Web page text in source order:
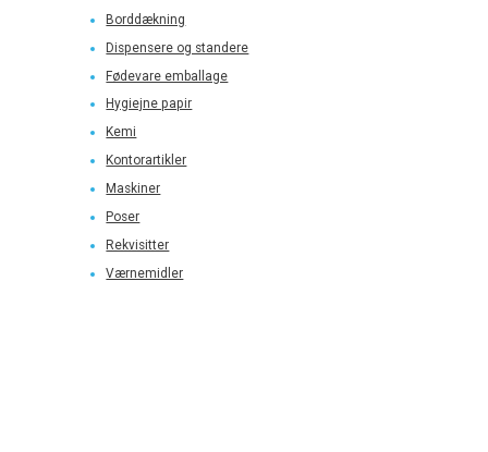
Borddækning
Dispensere og standere
Fødevare emballage
Hygiejne papir
Kemi
Kontorartikler
Maskiner
Poser
Rekvisitter
Værnemidler